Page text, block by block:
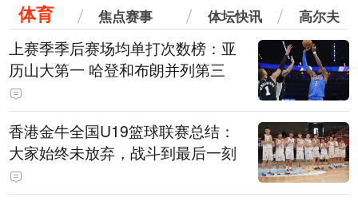
体育 焦点赛事 体坛快讯 高尔夫
上赛季季后赛场均单打次数榜：亚
历山大第一 哈登和布朗并列第三
香港金牛全国U19篮球联赛总结：
大家始终未放弃，战斗到最后一刻